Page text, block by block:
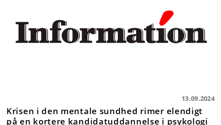
13.09.2024
Krisen i den mentale sundhed rimer elendigt
på en kortere kandidatuddannelse i psykologi